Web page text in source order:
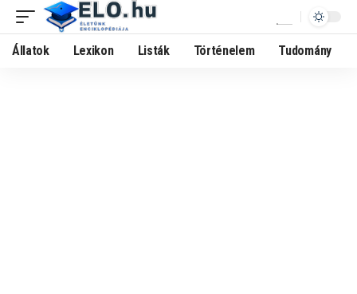
Állatok Lexikon Listák Történelem Tudomány